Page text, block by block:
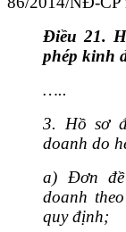
Điều 21.
phép kinh
…..
3. Hồ sơ
doanh do
a) Đơn
doanh
quy định;